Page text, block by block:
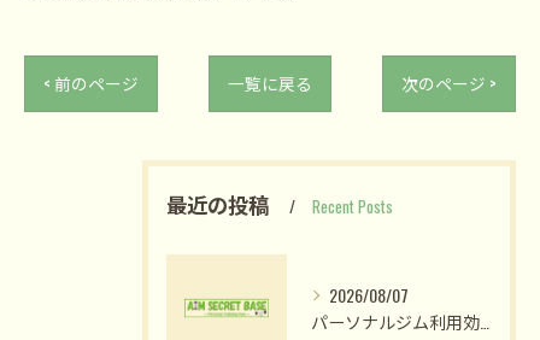
< 前のページ 一覧に戻る 次のページ >
最近の投稿 Recent Posts
2026/08/07